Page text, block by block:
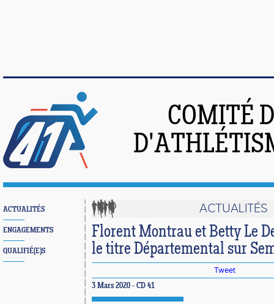
COMITÉ
ACTUALITÉS
ENGAGEMENTS
QUALIFIÉ(E)S
ACTUALITÉS
Florent Montrau et Betty Le
le titre Départemental sur
Tweet
3 Mars 2020 - CD 41